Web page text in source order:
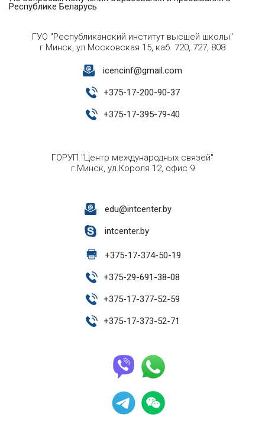
Республике Беларусь
ГУО "Республиканский институт высшей школы"
г.Минск, ул.Московская 15, каб. 720, 727, 808
icencinf@gmail.com
+375-17-200-90-37
+375-17-395-79-40
ГОРУП "Центр международных связей"
г.Минск, ул.Короля 12, офис 9
edu@intcenter.by
intcenter.by
+375-17-374-50-19
+375-29-691-38-08
+375-17-377-52-59
+375-17-373-52-71